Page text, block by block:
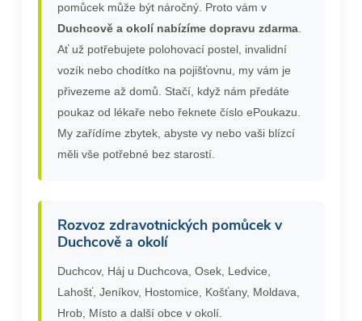
pomůcek může být náročný. Proto vám v
Duchcově a okolí nabízíme dopravu zdarma
Ať už potřebujete polohovací postel, invalidní
vozík nebo chodítko na pojišťovnu, my vám je
přivezeme až domů. Stačí, když nám předáte
poukaz od lékaře nebo řeknete číslo ePoukazu.
My zařídíme zbytek, abyste vy nebo vaši blízcí
měli vše potřebné bez starostí.
Rozvoz zdravotnických pomůcek v
Duchcově a okolí
Duchcov, Háj u Duchcova, Osek, Ledvice,
Lahošť, Jeníkov, Hostomice, Košťany, Moldava,
Hrob, Místo a další obce v okolí.